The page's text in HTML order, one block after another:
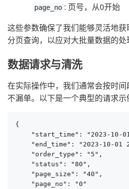
page_no : 页号，从0开始
这些参数确保了我们能够灵活地
分页查询，以应对大批量数据的处
数据请求与清洗
在实际操作中，我们通常会按时
不漏单。以下是一个典型的请求示
{
"start_time": "2023-10-
"end_time": "2023-10-01
    "order_type": "5",
    "status": "80",
    "page_size": "40",
    "page_no": "0"